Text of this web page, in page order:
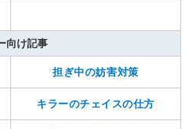
向け記事
担ぎ中の妨害対策
キラーのチェイスの仕方